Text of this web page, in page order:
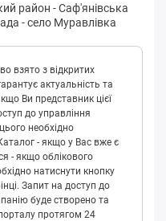
район -Сaф'янівськa
-село Муравлівка
взято з відкритих
актуальність та
Ви представник цієї
до управління
необхідно
- якщо у Вас вже є
- якщо облікового
натиснути кнопку
Запит на доступ до
буде створено та
протягом 24